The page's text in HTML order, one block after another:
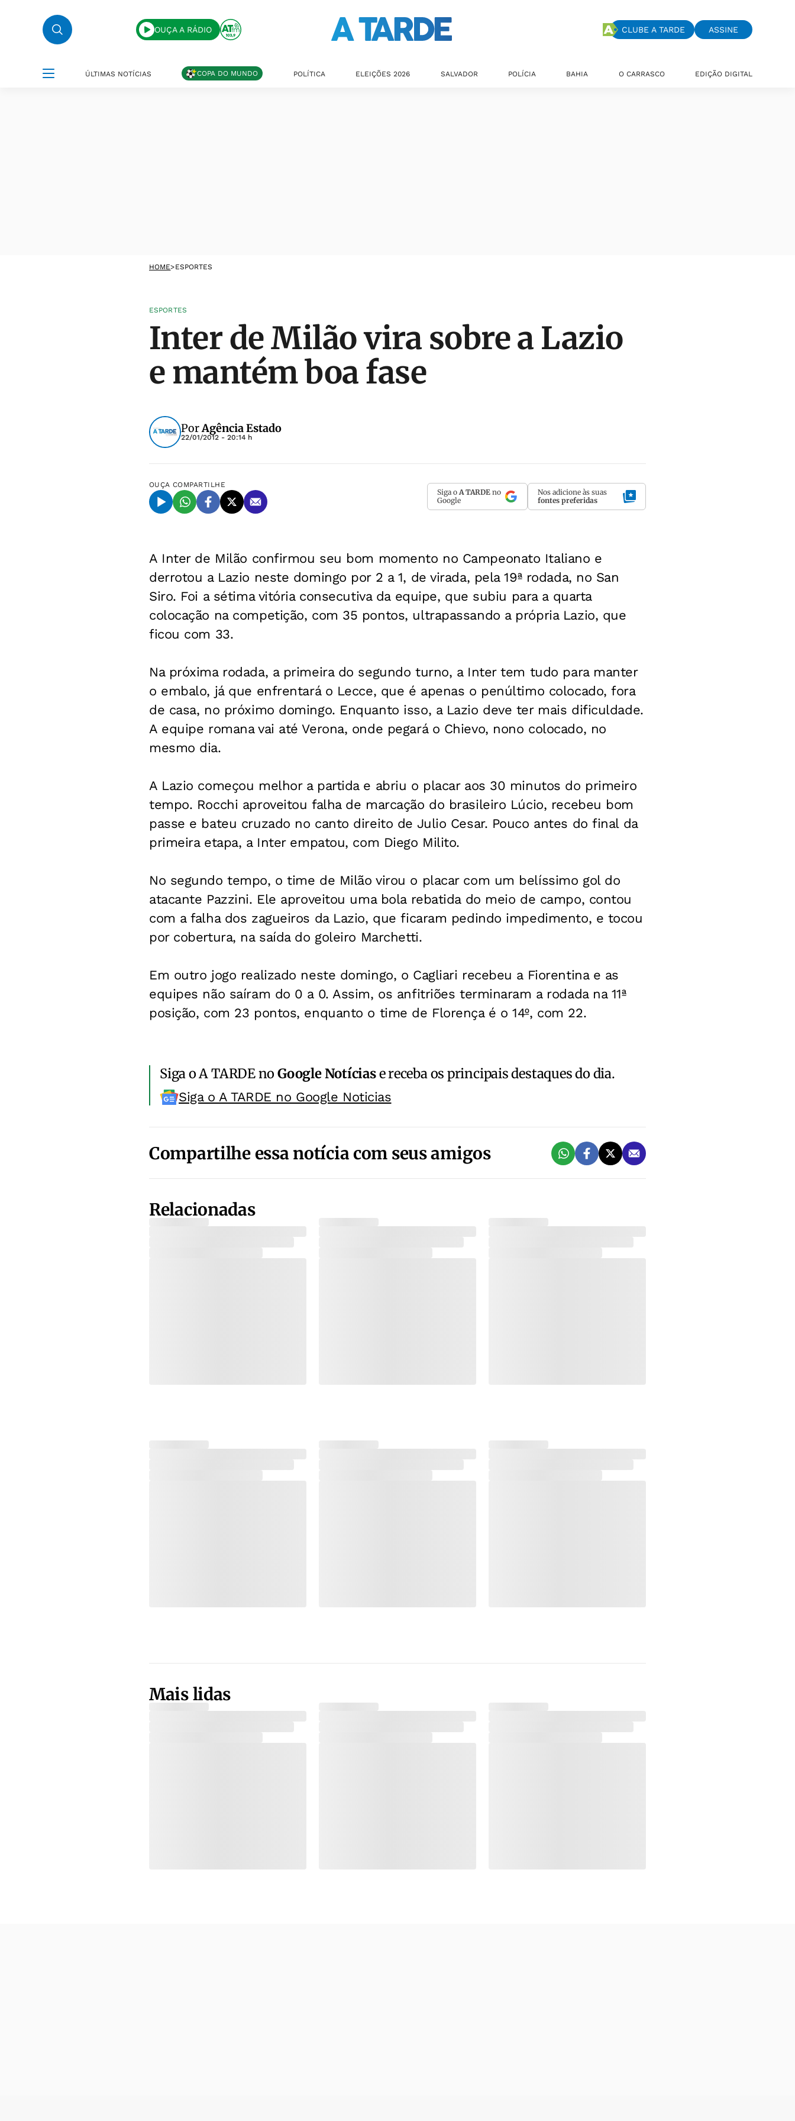
OUÇA A RÁDIO CLUBE A TARDE ASSINE
ÚLTIMAS NOTÍCIAS COPA DO MUNDO POLÍTICA ELEIÇÕES 2026 SALVADOR POLÍCIA BAHIA O CARRASCO EDIÇÃO DIGITAL
HOME>ESPORTES
ESPORTES
Inter de Milão vira sobre a Lazio
e mantém boa fase
PorAgência Estado
22/01/2012 - 20:14 h
OUÇA COMPARTILHE
Siga o A TARDE no
Google
Nos adicione às suas
fontes preferidas
A Inter de Milão confirmou seu bom momento no Campeonato Italiano e
derrotou a Lazio neste domingo por 2 a 1, de virada, pela 19ª rodada, no San
Siro. Foi a sétima vitória consecutiva da equipe, que subiu para a quarta
colocação na competição, com 35 pontos, ultrapassando a própria Lazio, que
ficou com 33.
Na próxima rodada, a primeira do segundo turno, a Inter tem tudo para manter
o embalo, já que enfrentará o Lecce, que é apenas o penúltimo colocado, fora
de casa, no próximo domingo. Enquanto isso, a Lazio deve ter mais dificuldade.
A equipe romana vai até Verona, onde pegará o Chievo, nono colocado, no
mesmo dia.
A Lazio começou melhor a partida e abriu o placar aos 30 minutos do primeiro
tempo. Rocchi aproveitou falha de marcação do brasileiro Lúcio, recebeu bom
passe e bateu cruzado no canto direito de Julio Cesar. Pouco antes do final da
primeira etapa, a Inter empatou, com Diego Milito.
No segundo tempo, o time de Milão virou o placar com um belíssimo gol do
atacante Pazzini. Ele aproveitou uma bola rebatida do meio de campo, contou
com a falha dos zagueiros da Lazio, que ficaram pedindo impedimento, e tocou
por cobertura, na saída do goleiro Marchetti.
Em outro jogo realizado neste domingo, o Cagliari recebeu a Fiorentina e as
equipes não saíram do 0 a 0. Assim, os anfitriões terminaram a rodada na 11ª
posição, com 23 pontos, enquanto o time de Florença é o 14º, com 22.
Siga o A TARDE noGoogle Notíciase receba os principais destaques do dia.
Siga o A TARDE no Google Noticias
Compartilhe essa notícia com seus amigos
Relacionadas
Mais lidas